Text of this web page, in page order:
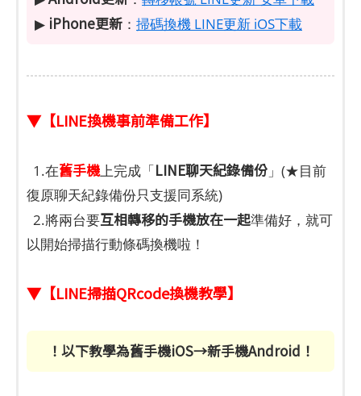
▶ iPhone更新 ： 掃碼換機 LINE更新 iOS下載
▼【LINE換機事前準備工作】
1.在舊手機上完成「LINE聊天紀錄備份 」(★目前
復原聊天紀錄備份只支援同系統)
2.將兩台要互相轉移的手機放在一起準備好，就可
以開始掃描行動條碼換機啦！
▼【LINE掃描QRcode換機教學】
！以下教學為舊手機iOS→新手機Android！